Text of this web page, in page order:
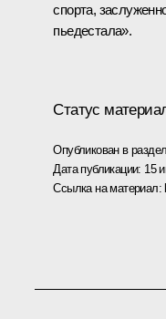
спорта,
пьедестала».
Статус
Опубликован в
Дата публикации: 15
Ссылка на материал: